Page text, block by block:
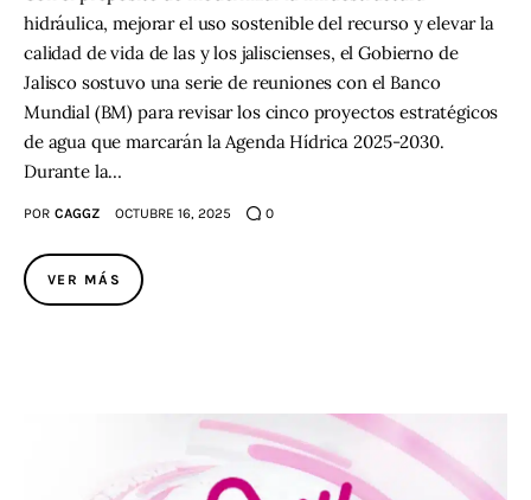
hidráulica, mejorar el uso sostenible del recurso y elevar la
calidad de vida de las y los jaliscienses, el Gobierno de
Jalisco sostuvo una serie de reuniones con el Banco
Mundial (BM) para revisar los cinco proyectos estratégicos
de agua que marcarán la Agenda Hídrica 2025-2030.
Durante la…
POR CAGGZ OCTUBRE 16, 2025 0
VER MÁS